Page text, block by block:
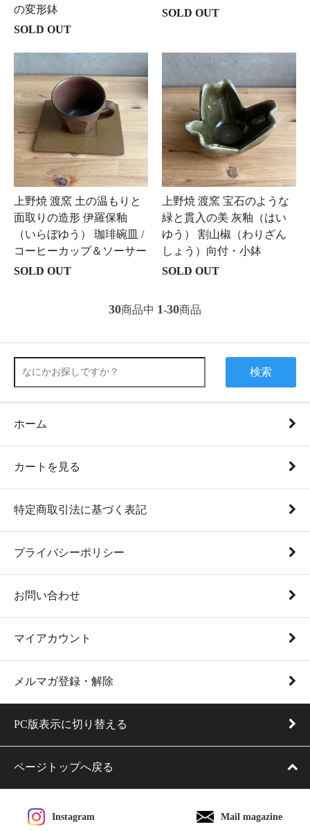
の変形鉢
SOLD OUT
SOLD OUT
上野焼 渡窯 土の温もりと
面取りの造形 伊羅保釉
（いらぼゆう） 珈琲碗皿 /
コーヒーカップ＆ソーサー
SOLD OUT
上野焼 渡窯 宝石のような
緑と貫入の美 灰釉（はい
ゆう） 割山椒（わりざん
しょう）向付・小鉢
SOLD OUT
30商品中 1-30商品
検索
ホーム
カートを見る
特定商取引法に基づく表記
プライバシーポリシー
お問い合わせ
マイアカウント
メルマガ登録・解除
PC版表示に切り替える
ページトップへ戻る
Instagram Mail magazine